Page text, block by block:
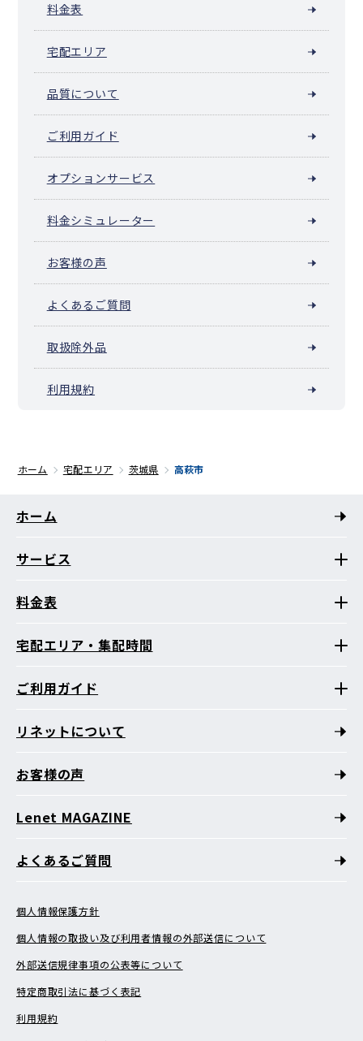
料金表
宅配エリア
品質について
ご利用ガイド
オプションサービス
料金シミュレーター
お客様の声
よくあるご質問
取扱除外品
利用規約
ホーム 宅配エリア 茨城県 高萩市
ホーム
サービス
料金表
宅配エリア・集配時間
ご利用ガイド
リネットについて
お客様の声
Lenet MAGAZINE
よくあるご質問
個人情報保護方針
個人情報の取扱い及び利用者情報の外部送信について
外部送信規律事項の公表等について
特定商取引法に基づく表記
利用規約